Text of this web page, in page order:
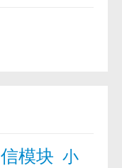
模块 小